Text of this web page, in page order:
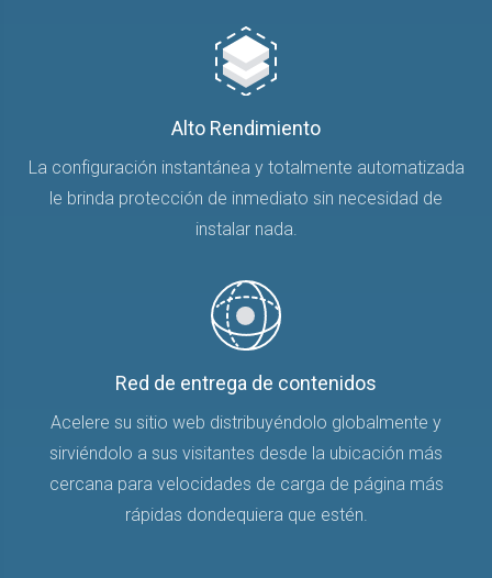
Alto Rendimiento
La configuración instantánea y totalmente automatizada
le brinda protección de inmediato sin necesidad de
instalar nada.
Red de entrega de contenidos
Acelere su sitio web distribuyéndolo globalmente y
sirviéndolo a sus visitantes desde la ubicación más
cercana para velocidades de carga de página más
rápidas dondequiera que estén.